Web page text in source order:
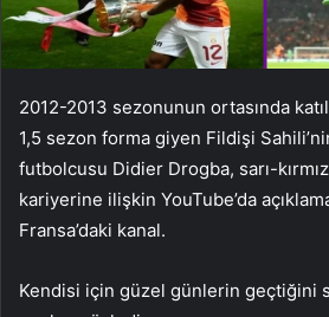
2012-2013 sezonunun ortasında
1,5 sezon forma giyen Fildişi
futbolcusu Didier Drogba, sarı-
kariyerine ilişkin YouTube’da
Fransa’daki kanal.
Kendisi için güzel günlerin geçtiğini